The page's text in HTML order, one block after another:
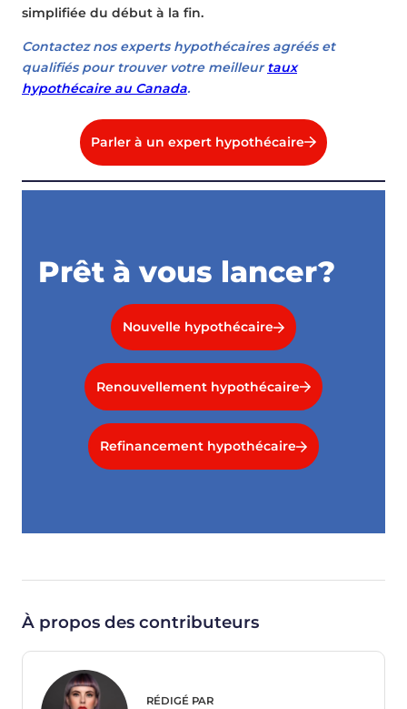
simplifiée du début à la fin.
Contactez nos experts hypothécaires agréés et
qualifiés pour trouver votre meilleurtaux
hypothécaire au Canada.
Parler à un expert hypothécaire
Prêt à vous lancer?
Nouvelle hypothécaire
Renouvellement hypothécaire
Refinancement hypothécaire
À propos des contributeurs
RÉDIGÉ PAR